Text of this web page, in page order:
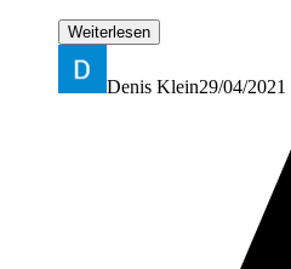
Weiterlesen
Denis Klein29/04/2021